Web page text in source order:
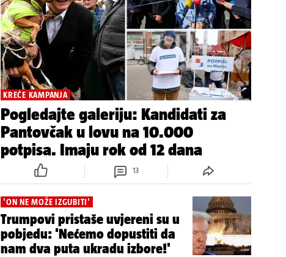
KREĆE KAMPANJA
Pogledajte galeriju: Kandidati za
Pantovčak u lovu na 10.000
potpisa. Imaju rok od 12 dana
13
'ON NE MOŽE IZGUBITI'
Trumpovi pristaše uvjereni su u
pobjedu: 'Nećemo dopustiti da
nam dva puta ukradu izbore!'